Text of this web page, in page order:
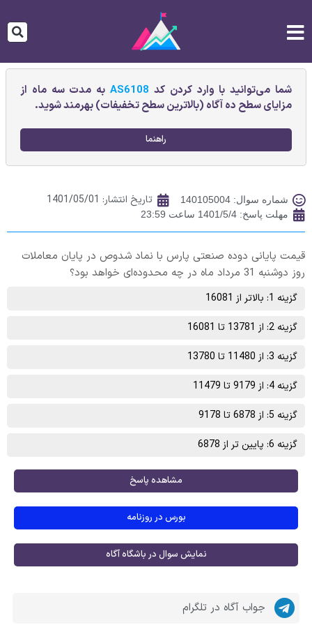
شما می‌توانید با وارد کردن کد AS6108به مدت سه ماه از
مزایای سطح ده آگاه (بالاترین سطح تخفیفات) بهرمند شوید.
راهنما
شماره سوال: 140105004 تاریخ انتشار: 1401/05/01
مهلت پاسخ: 1401/5/4 ساعت 23:59
قیمت پایانی دوده‌ صنعتی پارس‌ با نماد شدوص در پایان معاملات
روز دوشنبه 31 مرداد ماه در چه محدوده‌ای خواهد بود؟
گزینه 1: بالاتر از 16081
گزینه 2: از 13781 تا 16081
گزینه 3: از 11480 تا 13780
گزینه 4: از 9179 تا 11479
گزینه 5: از 6878 تا 9178
گزینه 6: پایین تر از 6878
مشاهده پاسخ
بورس در روزنامه
نمایش سوال در باشگاه آگاه
جواب آگاه در تلگرام